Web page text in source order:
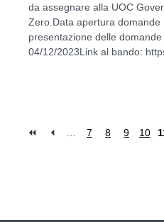
da assegnare alla UOC
Zero.Data apertura domande
presentazione delle
04/12/2023Link al bando:
7 8 9 10